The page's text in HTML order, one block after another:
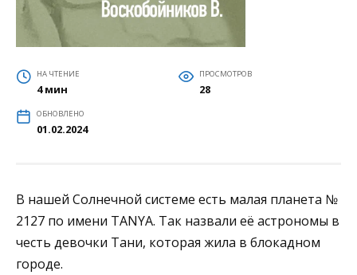
НА ЧТЕНИЕ
4 мин
ПРОСМОТРОВ
28
ОБНОВЛЕНО
01.02.2024
В нашей Солнечной системе есть малая планета №
2127 по имени TANYA. Так назвали её астрономы в
честь девочки Тани, которая жила в блокадном
городе.